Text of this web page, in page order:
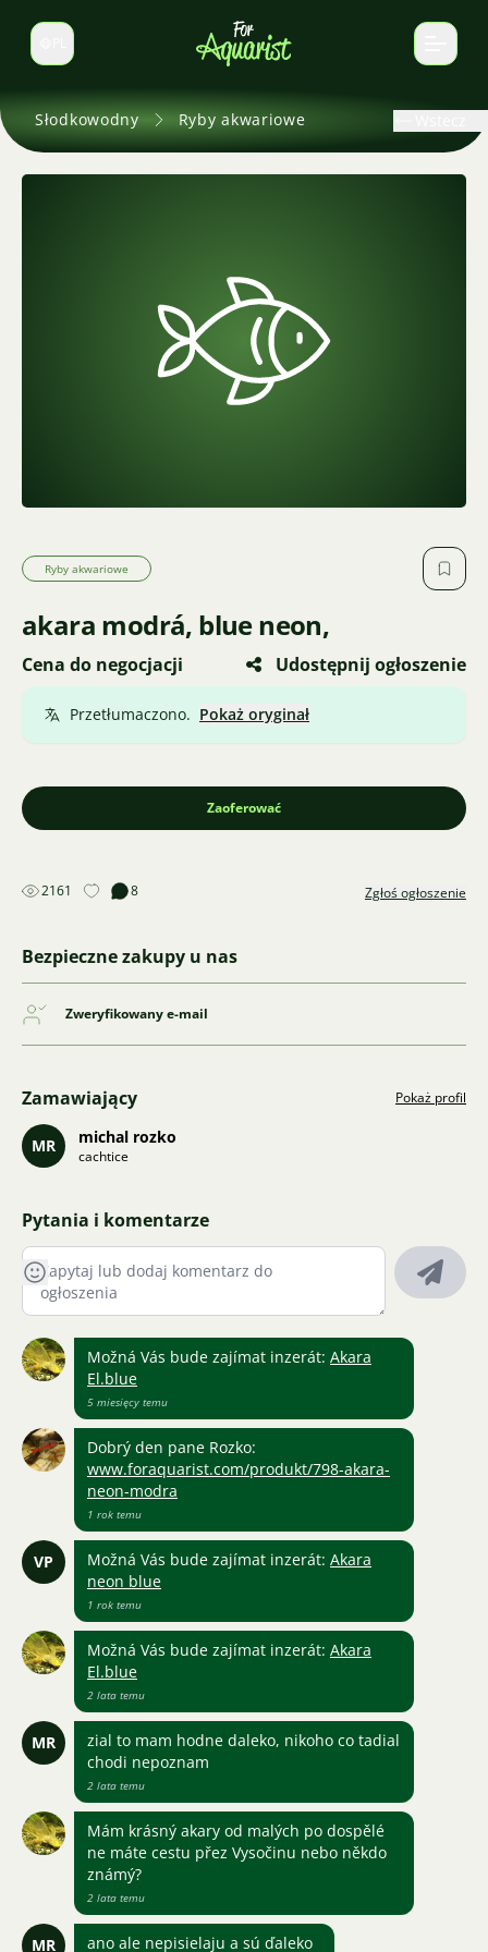
Zmień język
Słodkowodny Ryby akwariowe
Ryby akwariowe
akara modrá, blue neon,
Cena do negocjacji Udostępnij ogłoszenie
Przetłumaczono. Pokaż oryginał
Zaoferować
2161 8 Zgłoś ogłoszenie
Bezpieczne zakupy u nas
Zweryfikowany e-mail
Zamawiający Pokaż profil
MR michal rozko
cachtice
Pytania i komentarze
Možná Vás bude zajímat inzerát: Akara
El.blue
5 miesięcy temu
Dobrý den pane Rozko:
www.foraquarist.com/produkt/798-akara-
neon-modra
1 rok temu
VP Možná Vás bude zajímat inzerát: Akara
neon blue
1 rok temu
Možná Vás bude zajímat inzerát: Akara
El.blue
2 lata temu
MR
zial to mam hodne daleko, nikoho co tadial
chodi nepoznam
2 lata temu
Mám krásný akary od malých po dospělé
ne máte cestu přez Vysočinu nebo někdo
známý?
2 lata temu
MR ano ale nepisielaju a sú ďaleko